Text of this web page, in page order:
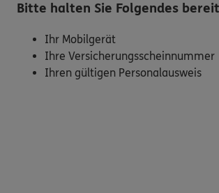
Bitte halten Sie Folgendes
Ihr Mobilgerät
Ihre Versicherungsscheinnummer
Ihren gültigen Personalausweis